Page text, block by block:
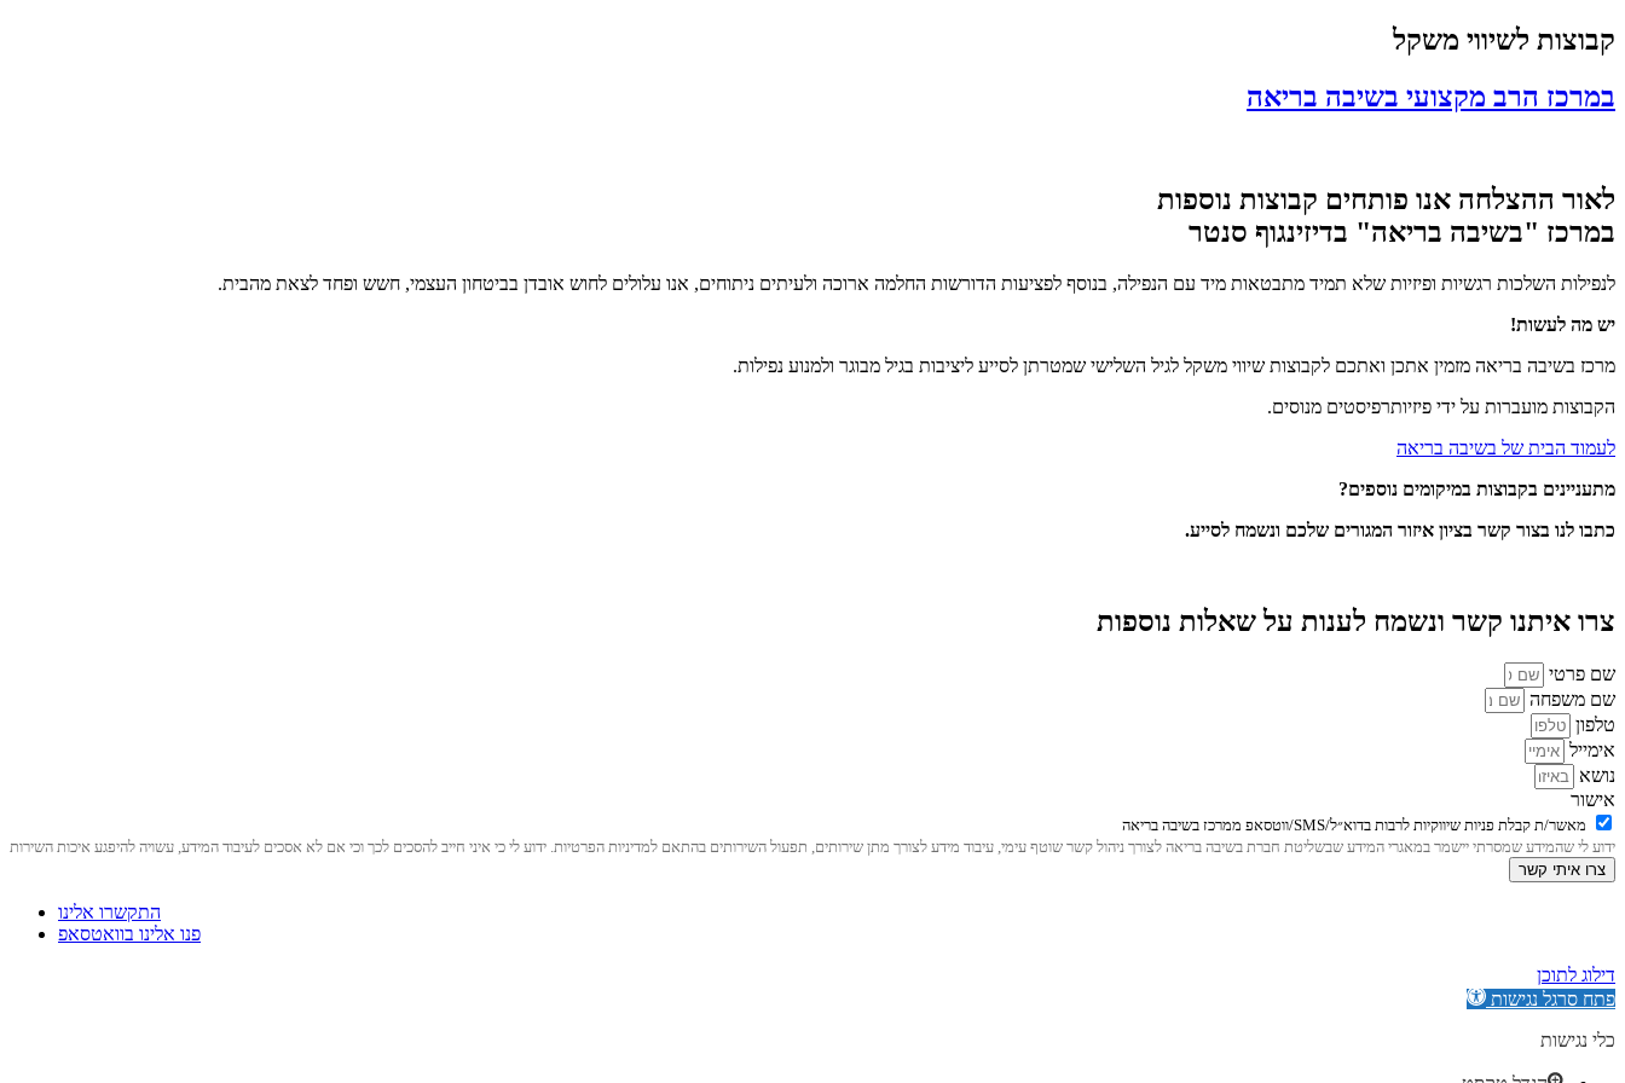
קבוצות לשיווי משקל
במרכז הרב מקצועי בשיבה בריאה
לאור ההצלחה אנו פותחים קבוצות נוספות
במרכז "בשיבה בריאה" בדיזינגוף סנטר
לנפילות השלכות רגשיות ופיזיות שלא תמיד מתבטאות מיד עם הנפילה, בנוסף לפציעות הדורשות החלמה ארוכה ולעיתים ניתוחים, אנו עלולים לחוש אובדן בביטחון העצמי, חשש ופחד לצאת מהבית.
יש מה לעשות!
מרכז בשיבה בריאה מזמין אתכן ואתכם לקבוצות שיווי משקל לגיל השלישי שמטרתן לסייע ליציבות בגיל מבוגר ולמנוע נפילות.
הקבוצות מועברות על ידי פיזיותרפיסטים מנוסים.
לעמוד הבית של בשיבה בריאה
מתעניינים בקבוצות במיקומים נוספים?
כתבו לנו בצור קשר בציון איזור המגורים שלכם ונשמח לסייע.
צרו איתנו קשר ונשמח לענות על שאלות נוספות
שם פרטי
שם משפחה
טלפון
אימייל
נושא
אישור
מאשר/ת קבלת פניות שיווקיות לרבות בדוא״ל/SMS/ווטסאפ ממרכז בשיבה בריאה
ידוע לי שהמידע שמסרתי יישמר במאגרי המידע שבשליטת חברת בשיבה בריאה לצורך ניהול קשר שוטף עימי, עיבוד מידע לצורך מתן שירותים, תפעול השירותים בהתאם למדיניות הפרטיות. ידוע לי כי איני חייב להסכים לכך וכי אם לא אסכים לעיבוד המידע, עשויה להיפגע איכות השירות
צרו איתי קשר
התקשרו אלינו
פנו אלינו בוואטסאפ
דילוג לתוכן
פתח סרגל נגישות
כלי נגישות